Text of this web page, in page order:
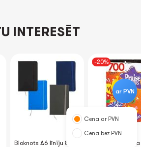
INTERESĒT
Bloknots A6 līniju 80lp.
-20%
Uzlīmju grāmata
ar PVN
Cena ar PVN
Cena bez PVN